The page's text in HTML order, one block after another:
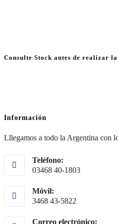
Consulte Stock antes de realizar
Información
Lllegamos a todo la Argentina con
Teléfono:
03468 40-1803
Móvil:
3468 43-5822
Correo electrónico: